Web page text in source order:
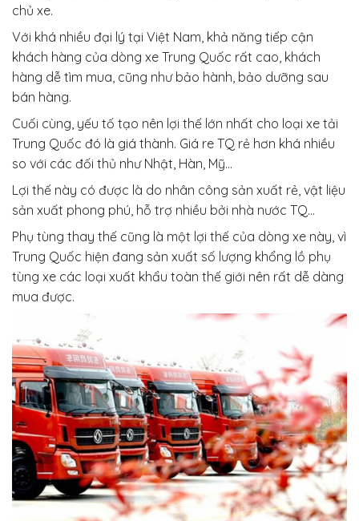
chủ xe.
Với khá nhiều đại lý tại Việt Nam, khả năng tiếp cận
khách hàng của dòng xe Trung Quốc rất cao, khách
hàng dễ tìm mua, cũng như bảo hành, bảo dưỡng sau
bán hàng.
Cuối cùng, yếu tố tạo nên lợi thế lớn nhất cho loại xe tải
Trung Quốc đó là giá thành. Giá re TQ rẻ hơn khá nhiều
so với các đối thủ như Nhật, Hàn, Mỹ…
Lợi thế này có được là do nhân công sản xuất rẻ, vật liệu
sản xuất phong phú, hỗ trợ nhiều bởi nhà nước TQ…
Phụ tùng thay thế cũng là một lợi thế của dòng xe này, vì
Trung Quốc hiện đang sản xuất số lượng khổng lồ phụ
tùng xe các loại xuất khẩu toàn thế giới nên rất dễ dàng
mua được.